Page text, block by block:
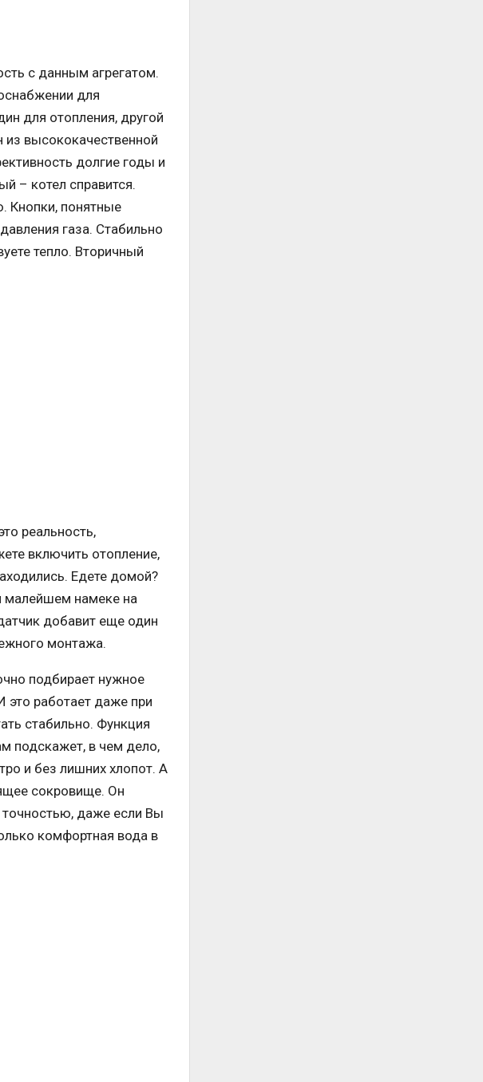
с данным агрегатом.
для
для отопления, другой
высококачественной
долгие годы и
– котел справится.
Кнопки, понятные
газа. Стабильно
тепло. Вторичный
реальность,
включить отопление,
Едете домой?
малейшем намеке на
добавит еще один
монтажа.
подбирает нужное
это работает даже при
стабильно. Функция
подскажет, в чем дело,
и без лишних хлопот. А
сокровище. Он
даже если Вы
комфортная вода в